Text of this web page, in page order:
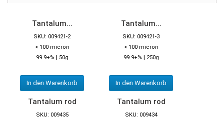
Tantalum...
SKU: 009421-2
< 100 micron
99.9+% | 50g
In den Warenkorb
Tantalum...
SKU: 009421-3
< 100 micron
99.9+% | 250g
In den Warenkorb
Tantalum rod
SKU: 009435
Tantalum rod
SKU: 009434